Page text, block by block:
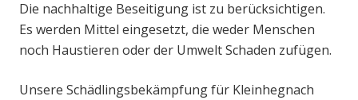
Die nachhaltige Beseitigung ist zu berücksichtigen.
Es werden Mittel eingesetzt, die weder Menschen
noch Haustieren oder der Umwelt Schaden zufügen.
Unsere Schädlingsbekämpfung für Kleinhegnach